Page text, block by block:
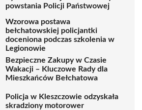
powstania Policji Państwowej
Wzorowa postawa
bełchatowskiej policjantki
doceniona podczas szkolenia w
Legionowie
Bezpieczne Zakupy w Czasie
Wakacji – Kluczowe Rady dla
Mieszkańców Bełchatowa
Policja w Kleszczowie odzyskała
skradziony motorower